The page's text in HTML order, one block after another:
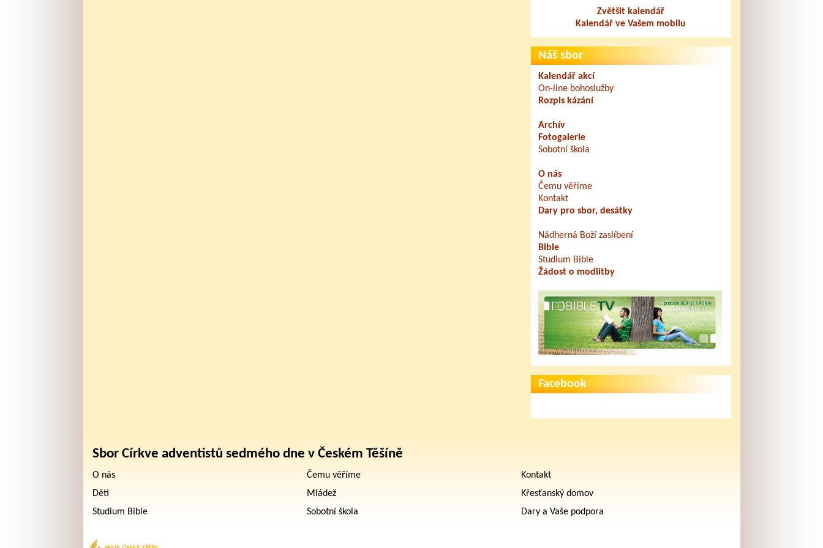
Zvětšit kalendář
Kalendář ve Vašem mobilu
Náš sbor
Kalendář akcí
On-line bohoslužby
Rozpis kázání
Archív
Fotogalerie
Sobotní škola
O nás
Čemu věříme
Kontakt
Dary pro sbor, desátky
Nádherná Boží zaslíbení
Bible
Studium Bible
Žádost o modlitby
Facebook
Sbor Církve adventistů sedmého dne v Českém Těšíně
O nás Čemu věříme
Kontakt
Děti
Mládež
Křesťanský domov
Studium Bible
Sobotní škola Dary a Vaše podpora